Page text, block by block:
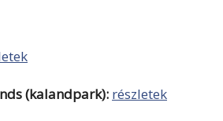
(kalandpark): részletek